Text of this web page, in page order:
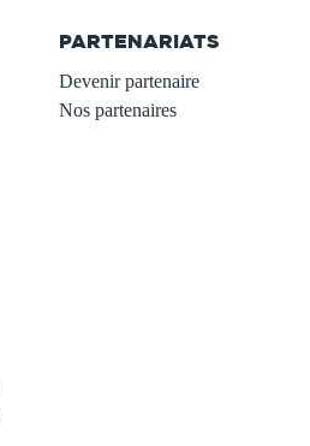
PARTENARIATS
Devenir partenaire
Nos partenaires